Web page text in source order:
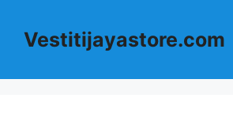
Vestitijayastore.com